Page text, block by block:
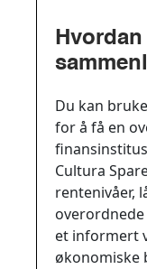
banker?
Du kan
for å få en
Cultura
rentenivåer,
et informert
økonomiske